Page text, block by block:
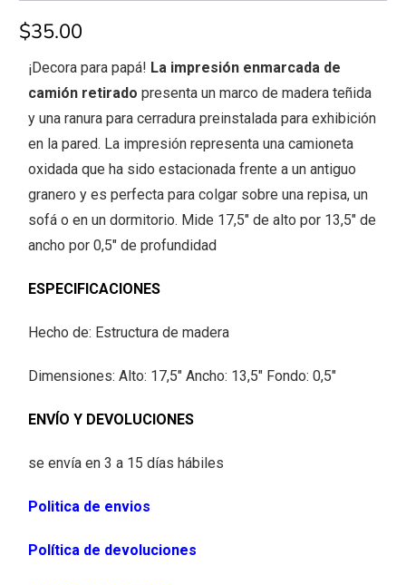
$35.00
¡Decora para papá! La impresión enmarcada de
camión retirado presenta un marco de madera teñida
y una ranura para cerradura preinstalada para exhibición
en la pared. La impresión representa una camioneta
oxidada que ha sido estacionada frente a un antiguo
granero y es perfecta para colgar sobre una repisa, un
sofá o en un dormitorio. Mide 17,5" de alto por 13,5" de
ancho por 0,5" de profundidad
ESPECIFICACIONES
Hecho de: Estructura de madera
Dimensiones: Alto: 17,5" Ancho: 13,5" Fondo: 0,5"
ENVÍO Y DEVOLUCIONES
se envía en 3 a 15 días hábiles
Politica de envios
Política de devoluciones